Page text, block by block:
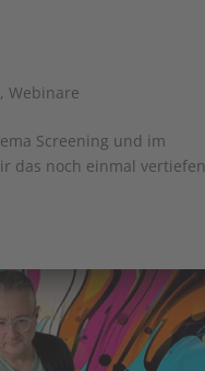
,Webinare
Screening und im
das noch einmal vertiefen